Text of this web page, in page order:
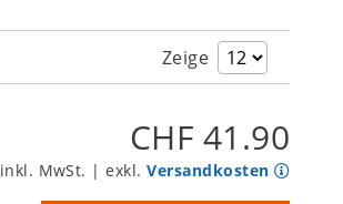
Zeige
CHF 41.90
inkl. MwSt. | exkl.Versandkosten